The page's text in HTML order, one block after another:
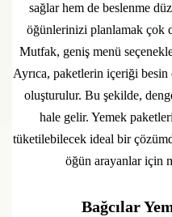
sağlar hem de beslenme
öğünlerinizi planlamak çok
Mutfak, geniş menü
Ayrıca, paketlerin içeriği besin
oluşturulur. Bu şekilde,
hale gelir. Yemek
tüketilebilecek ideal bir
öğün arayanlar için
Bağcılar